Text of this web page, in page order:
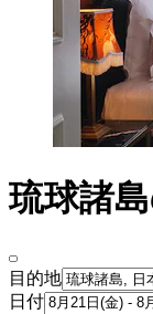
琉球諸
目的地
日付